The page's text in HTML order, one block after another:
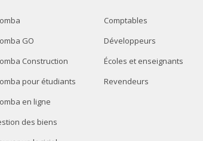
GO
Construction
pour étudiants
en ligne
des biens
Comptables
Développeurs
Écoles et enseignants
Revendeurs